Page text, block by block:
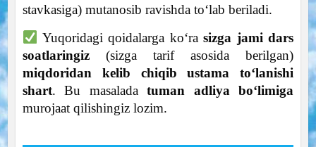
stavkasiga) mutanosib ravishda to‘lab beriladi.
Yuqoridagi qoidalarga ko‘rasizga jami dars
soatlaringiz(sizga tarif asosida berilgan)
miqdoridan kelib chiqib ustama to‘lanishi
shart. Bu masaladatuman adliya bo‘limiga
murojaat qilishingiz lozim.